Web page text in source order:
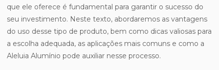
que ele oferece é fundamental para garantir o sucesso do
seu investimento. Neste texto, abordaremos as vantagens
do uso desse tipo de produto, bem como dicas valiosas para
a escolha adequada, as aplicações mais comuns e como a
Aleluia Alumínio pode auxiliar nesse processo.